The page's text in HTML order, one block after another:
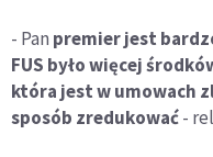
- Pan premier jest
FUS było więcej
która jest w umowach
sposób zredukować-